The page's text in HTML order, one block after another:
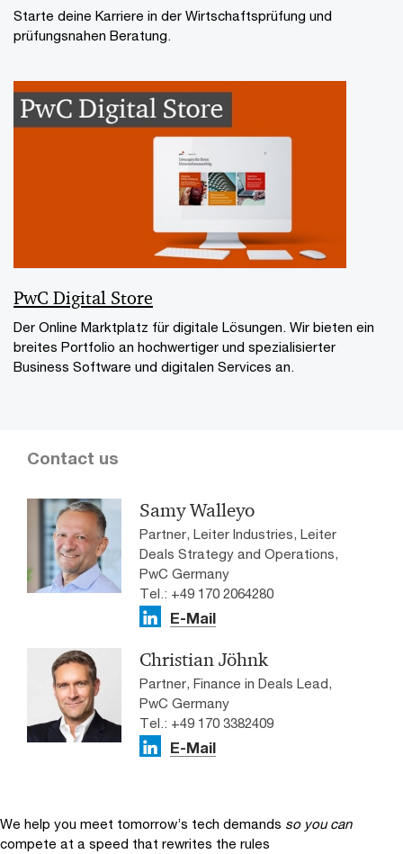
Starte deine Karriere in der Wirtschaftsprüfung und
prüfungsnahen Beratung.
PwC Digital Store
Der Online Marktplatz für digitale Lösungen. Wir bieten ein
breites Portfolio an hochwertiger und spezialisierter
Business Software und digitalen Services an.
Contact us
Samy Walleyo
Partner, Leiter Industries, Leiter
Deals Strategy and Operations,
PwC Germany
Tel.: +49 170 2064280
E-Mail
Christian Jöhnk
Partner, Finance in Deals Lead,
PwC Germany
Tel.: +49 170 3382409
E-Mail
We help you meet tomorrow’s tech demands so you can
compete at a speed that rewrites the rules